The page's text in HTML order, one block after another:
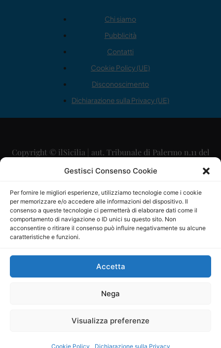
Gestisci Consenso Cookie
Per fornire le migliori esperienze, utilizziamo tecnologie come i cookie
per memorizzare e/o accedere alle informazioni del dispositivo. Il
consenso a queste tecnologie ci permetterà di elaborare dati come il
comportamento di navigazione o ID unici su questo sito. Non
acconsentire o ritirare il consenso può influire negativamente su alcune
caratteristiche e funzioni.
Accetta
Nega
Visualizza preferenze
Cookie Policy Dichiarazione sulla Privacy
Chi siamo
Pubblicità
Contatti
Cookie Policy (UE)
Disconoscimento
Dichiarazione sulla Privacy (UE)
Copyright © ilSicilia | aut. Tribunale di Palermo n.11 del
29/09/2015
Direttore Editoriale: Maurizio Scaglione
Direttore Responsabile: Maria Calabrese
P.IVA: 06334930820
Mercurio Comunicazione Società Cooperativa a r.l. è
iscritta al Registro degli Operatori di Comunicazione al
Sito gestito daLa Digitale srl–info@ladigitale.it